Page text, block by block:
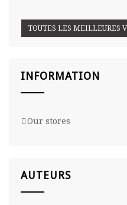
TOUTES LES MEILLEURES
INFORMATION
Our stores
AUTEURS